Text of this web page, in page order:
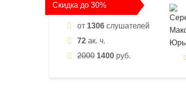
Скидка до 30%
от 1306 слушателей
72 ак. ч.
2000 1400 руб.